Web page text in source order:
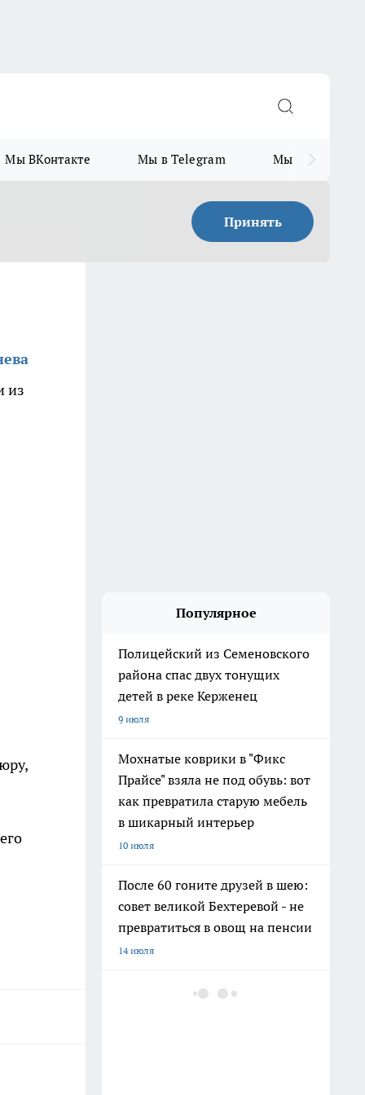
Мы ВКонтакте Мы в Telegram Мы в MAX
Принять
из
Популярное
Полицейский из Семеновского
района спас двух тонущих
детей в реке Керженец
9 июля
Мохнатые коврики в "Фикс
Прайсе" взяла не под обувь: вот
как превратила старую мебель
в шикарный интерьер
10 июля
После 60 гоните друзей в шею:
совет великой Бехтеревой - не
превратиться в овощ на пенсии
14 июля
Шоколад, достойный короны: